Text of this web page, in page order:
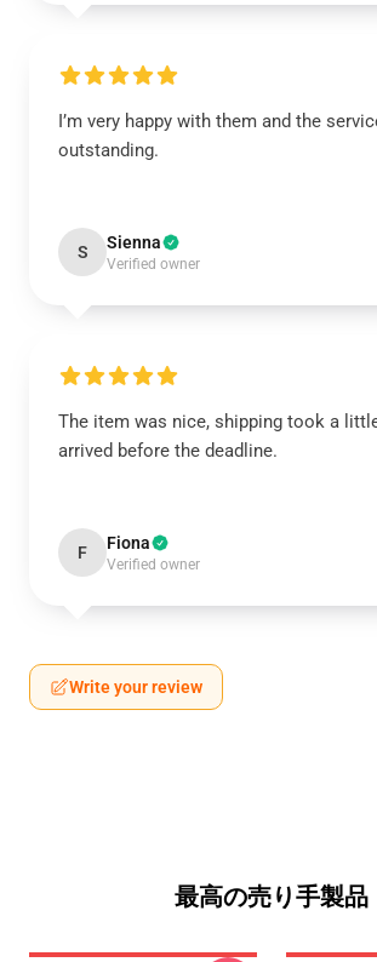
I’m very happy with them and the
outstanding.
S Sienna
Verified owner
The item was nice, shipping took a
arrived before the deadline.
F Fiona
Verified owner
Write your review
最高の売り手製品